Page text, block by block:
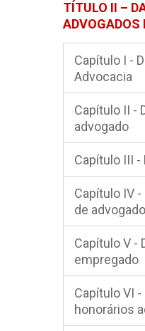
TÍTULO II –
ADVOGADOS
Capítulo I -
Advocacia
Capítulo II -
advogado
Capítulo III
Capítulo IV
de
Capítulo V -
empregado
Capítulo VI -
honorários